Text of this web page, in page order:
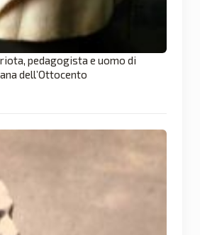
pedagogista e uomo di
dell’Ottocento